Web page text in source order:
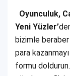
Oyunculuk,
Yeni Yüzler’
bizimle
para
formu